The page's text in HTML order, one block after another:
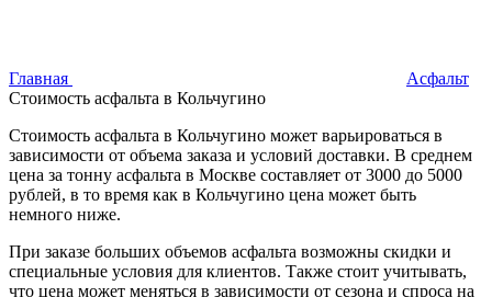
Главная
Асфальт
Стоимость асфальта в Кольчугино
Стоимость асфальта в Кольчугино может варьироваться в
зависимости от объема заказа и условий доставки. В среднем
цена за тонну асфальта в Москве составляет от 3000 до 5000
рублей, в то время как в Кольчугино цена может быть
немного ниже.
При заказе больших объемов асфальта возможны скидки и
специальные условия для клиентов. Также стоит учитывать,
что цена может меняться в зависимости от сезона и спроса на